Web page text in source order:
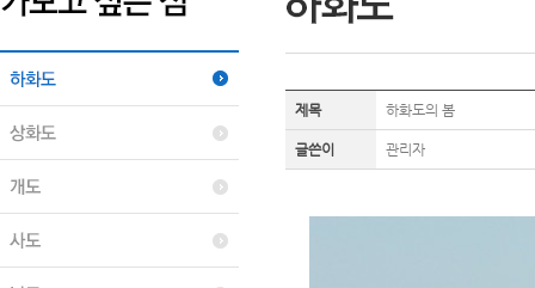
제목 하화도의 봄
글쓴이 관리자